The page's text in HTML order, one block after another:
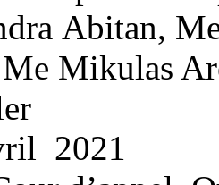
Abitan,
Mikulas
2021